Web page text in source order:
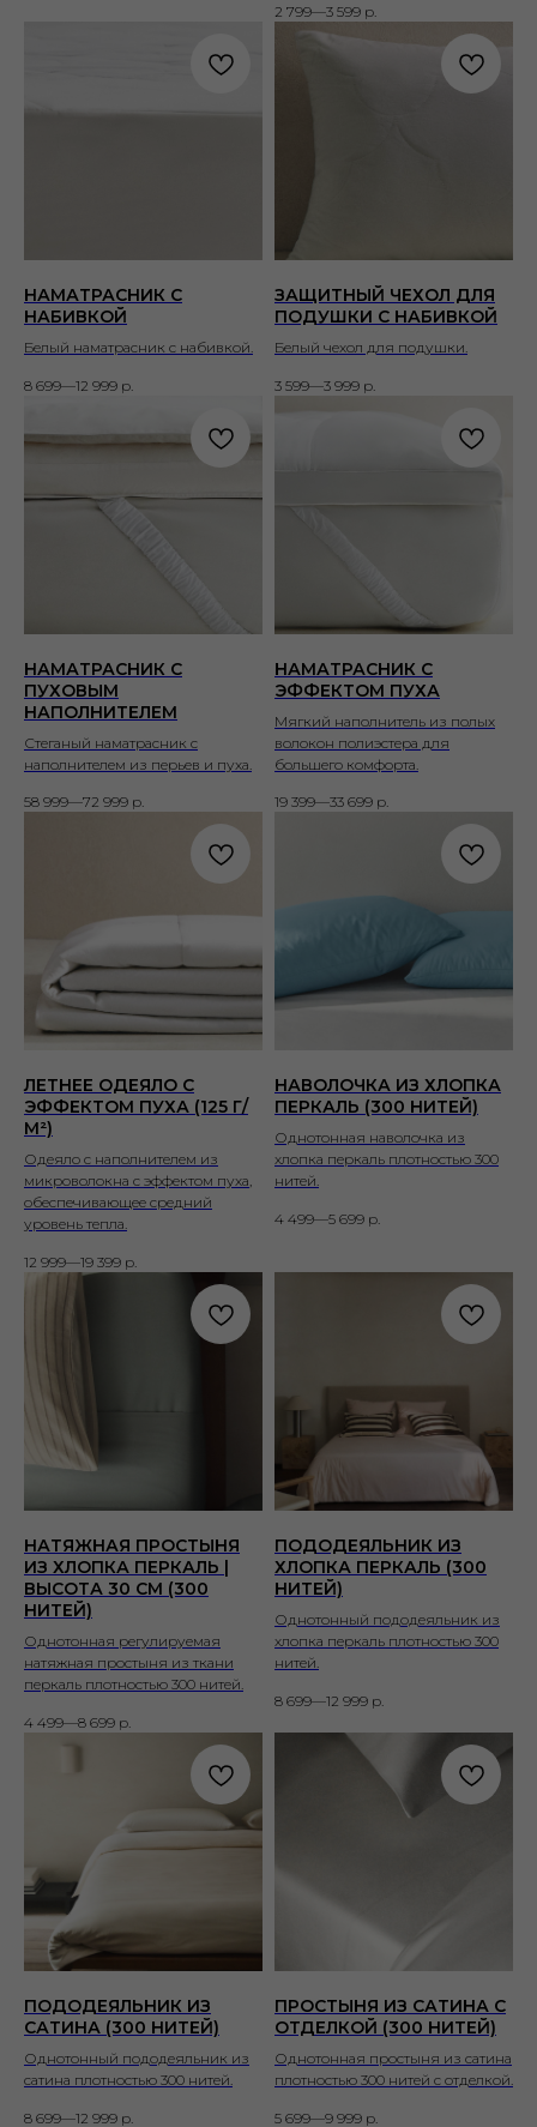
2 799—3 599 р.
НАМАТРАСНИК С
НАБИВКОЙ
Белый наматрасник с набивкой.
8 699—12 999 р.
ЗАЩИТНЫЙ ЧЕХОЛ ДЛЯ
ПОДУШКИ С НАБИВКОЙ
Белый чехол для подушки.
3 599—3 999 р.
НАМАТРАСНИК С
ПУХОВЫМ
НАПОЛНИТЕЛЕМ
Стеганый наматрасник с
наполнителем из перьев и пуха.
58 999—72 999 р.
НАМАТРАСНИК С
ЭФФЕКТОМ ПУХА
Мягкий наполнитель из полых
волокон полиэстера для
большего комфорта.
19 399—33 699 р.
ЛЕТНЕЕ ОДЕЯЛО С
ЭФФЕКТОМ ПУХА (125 Г/
М²)
Одеяло с наполнителем из
микроволокна с эффектом пуха,
обеспечивающее средний
уровень тепла.
12 999—19 399 р.
НАВОЛОЧКА ИЗ ХЛОПКА
ПЕРКАЛЬ (300 НИТЕЙ)
Однотонная наволочка из
хлопка перкаль плотностью 300
нитей.
4 499—5 699 р.
НАТЯЖНАЯ ПРОСТЫНЯ
ИЗ ХЛОПКА ПЕРКАЛЬ |
ВЫСОТА 30 СМ (300
НИТЕЙ)
Однотонная регулируемая
натяжная простыня из ткани
перкаль плотностью 300 нитей.
4 499—8 699 р.
ПОДОДЕЯЛЬНИК ИЗ
ХЛОПКА ПЕРКАЛЬ (300
НИТЕЙ)
Однотонный пододеяльник из
хлопка перкаль плотностью 300
нитей.
8 699—12 999 р.
ПОДОДЕЯЛЬНИК ИЗ
САТИНА (300 НИТЕЙ)
Однотонный пододеяльник из
сатина плотностью 300 нитей.
8 699—12 999 р.
ПРОСТЫНЯ ИЗ САТИНА С
ОТДЕЛКОЙ (300 НИТЕЙ)
Однотонная простыня из сатина
плотностью 300 нитей с отделкой.
5 699—9 999 р.